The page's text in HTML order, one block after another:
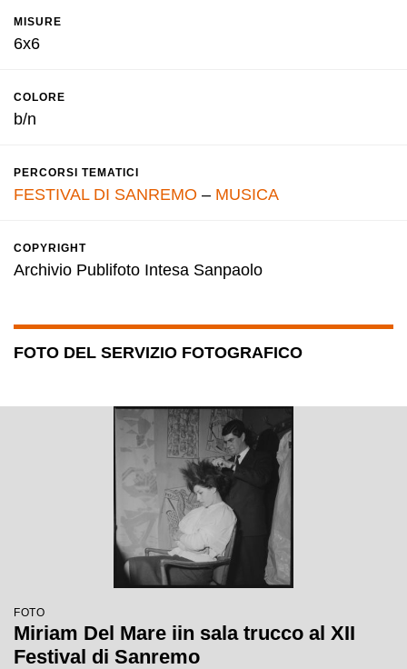
MISURE
6x6
COLORE
b/n
PERCORSI TEMATICI
FESTIVAL DI SANREMO – MUSICA
COPYRIGHT
Archivio Publifoto Intesa Sanpaolo
FOTO DEL SERVIZIO FOTOGRAFICO
FOTO
Miriam Del Mare iin sala trucco al XII
Festival di Sanremo